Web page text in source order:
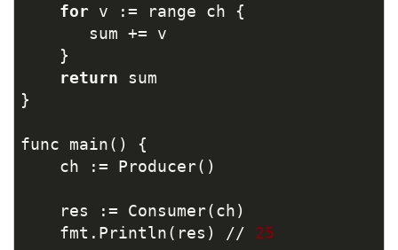
for v := range ch {
sum += v
}
return sum
}
func main() {
ch := Producer()
res := Consumer(ch)
fmt.Println(res) // 25